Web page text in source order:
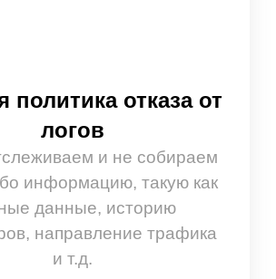
политика отказа от
логов
и не собираем
информацию, такую как
данные, историю
направление трафика
и т.д.